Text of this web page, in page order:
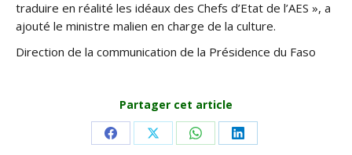
traduire en réalité les idéaux des Chefs d’Etat de l’AES », a
ajouté le ministre malien en charge de la culture.
Direction de la communication de la Présidence du Faso
Partager cet article
Share Share Share Share